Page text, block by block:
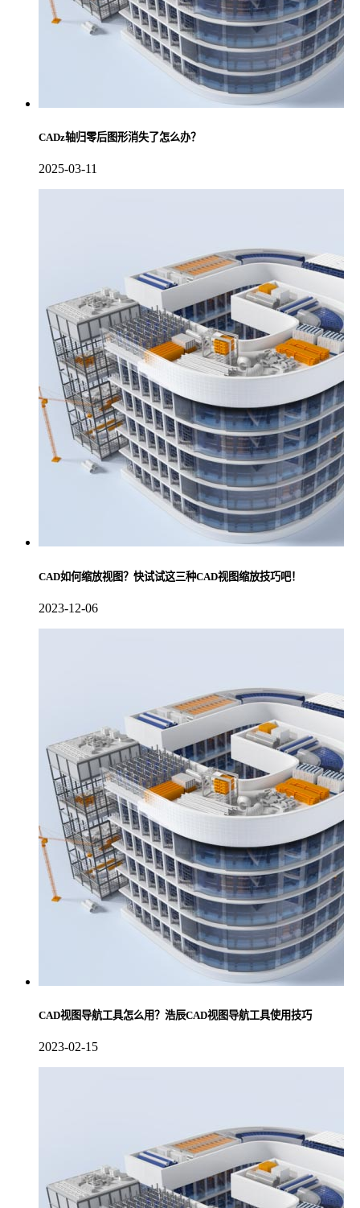
CADz轴归零后图形消失了怎么办？
2025-03-11
CAD如何缩放视图？快试试这三种CAD视图缩放技巧吧！
2023-12-06
CAD视图导航工具怎么用？浩辰CAD视图导航工具使用技巧
2023-02-15